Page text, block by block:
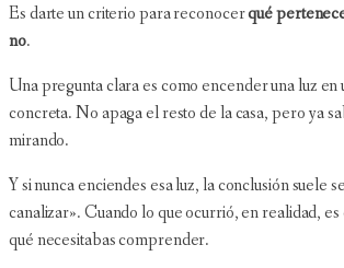
Es darte un criterio para reconocerqué
no.
Una pregunta clara es como encender una luz en
concreta. No apaga el resto de la casa, pero ya
mirando.
Y si nunca enciendes esa luz, la conclusión suele
canalizar». Cuando lo que ocurrió, en realidad, es
qué necesitabas comprender.